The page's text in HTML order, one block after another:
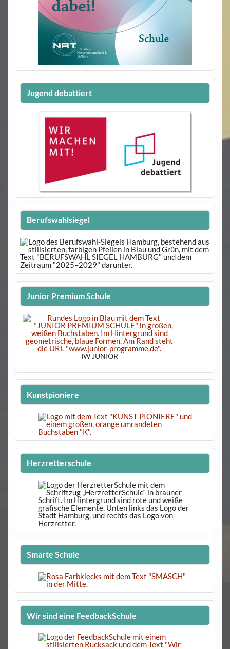
Jugend debattiert
Berufswahlsiegel
Junior Premium Schule
IW JUNIOR
Kunstpioniere
Herzretterschule
Smarte Schule
Wir sind eine FeedbackSchule